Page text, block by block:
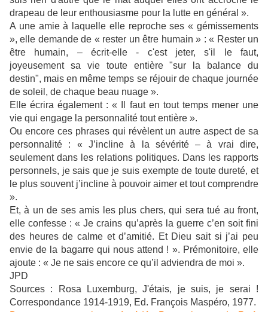
drapeau de leur enthousiasme pour la lutte en général ».
A une amie à laquelle elle reproche ses « gémissements
», elle demande de « rester un être humain » : « Rester un
être humain, – écrit-elle - c'est jeter, s'il le faut,
joyeusement sa vie toute entière "sur la balance du
destin", mais en même temps se réjouir de chaque journée
de soleil, de chaque beau nuage ».
Elle écrira également : « Il faut en tout temps mener une
vie qui engage la personnalité tout entière ».
Ou encore ces phrases qui révèlent un autre aspect de sa
personnalité : « J’incline à la sévérité – à vrai dire,
seulement dans les relations politiques. Dans les rapports
personnels, je sais que je suis exempte de toute dureté, et
le plus souvent j’incline à pouvoir aimer et tout comprendre
».
Et, à un de ses amis les plus chers, qui sera tué au front,
elle confesse : « Je crains qu’après la guerre c’en soit fini
des heures de calme et d’amitié. Et Dieu sait si j’ai peu
envie de la bagarre qui nous attend ! ». Prémonitoire, elle
ajoute : « Je ne sais encore ce qu’il adviendra de moi ».
JPD
Sources : Rosa Luxemburg, J'étais, je suis, je serai !
Correspondance 1914-1919, Ed. François Maspéro, 1977.